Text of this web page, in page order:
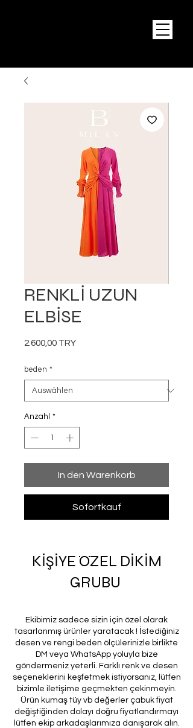
RENKLİ UZUN
ELBİSE
2.600,00 TRYPreis
beden *
Anzahl *
In den Warenkorb
Sofortkauf
KİŞİYE ÖZEL DİKİM
GRUBU
Ekibimiz sadece sizin için özel olarak
tasarlanmış ürünler yaratacak ! İstediğiniz
desen ve rengi beden ölçülerinizle birlikte
DM veya WhatsApp yoluyla bize
göndermeniz yeterli. Farklı renk ve desen
seçeneklerini keşfetmek istiyorsanız, lütfen
bizimle iletişime geçmekten çekinmeyin.
Ürün kumaş tüy vb değerler çabuk fiyat
değiştiğinden dolayı doğru fiyatlandırmayı
lütfen ekip arkadaşlarımıza danışarak alın.